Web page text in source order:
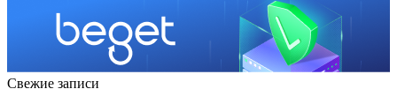
Свежие записи